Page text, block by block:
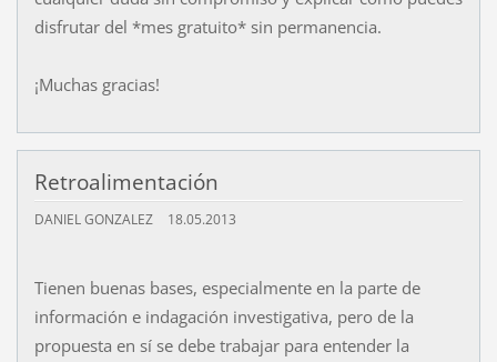
disfrutar del *mes gratuito* sin permanencia.
¡Muchas gracias!
Retroalimentación
DANIEL GONZALEZ 18.05.2013
Tienen buenas bases, especialmente en la parte de
información e indagación investigativa, pero de la
propuesta en sí se debe trabajar para entender la